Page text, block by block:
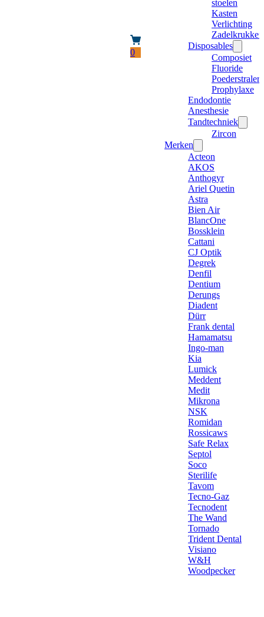
0
stoelen
Kasten
Verlichting
Zadelkrukken
Disposables
Composiet
Fluoride
Poederstraler
Prophylaxe
Endodontie
Anesthesie
Tandtechniek
Zircon
Merken
Acteon
AKOS
Anthogyr
Ariel Quetin
Astra
Bien Air
BlancOne
Bossklein
Cattani
CJ Optik
Degrek
Denfil
Dentium
Derungs
Diadent
Dürr
Frank dental
Hamamatsu
Ingo-man
Kia
Lumick
Meddent
Medit
Mikrona
NSK
Romidan
Rossicaws
Safe Relax
Septol
Soco
Sterilife
Tavom
Tecno-Gaz
Tecnodent
The Wand
Tornado
Trident Dental
Visiano
W&H
Woodpecker